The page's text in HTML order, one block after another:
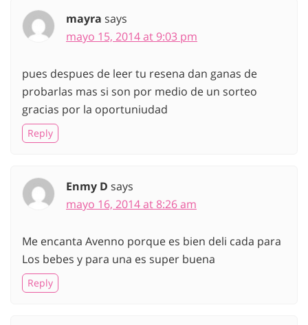
mayra says
mayo 15, 2014 at 9:03 pm
pues despues de leer tu resena dan ganas de
probarlas mas si son por medio de un sorteo
gracias por la oportuniudad
Reply
Enmy D says
mayo 16, 2014 at 8:26 am
Me encanta Avenno porque es bien deli cada para
Los bebes y para una es super buena
Reply